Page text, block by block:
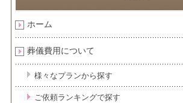
ホーム
葬儀費用について
様々なプランから探す
ご依頼ランキングで探す